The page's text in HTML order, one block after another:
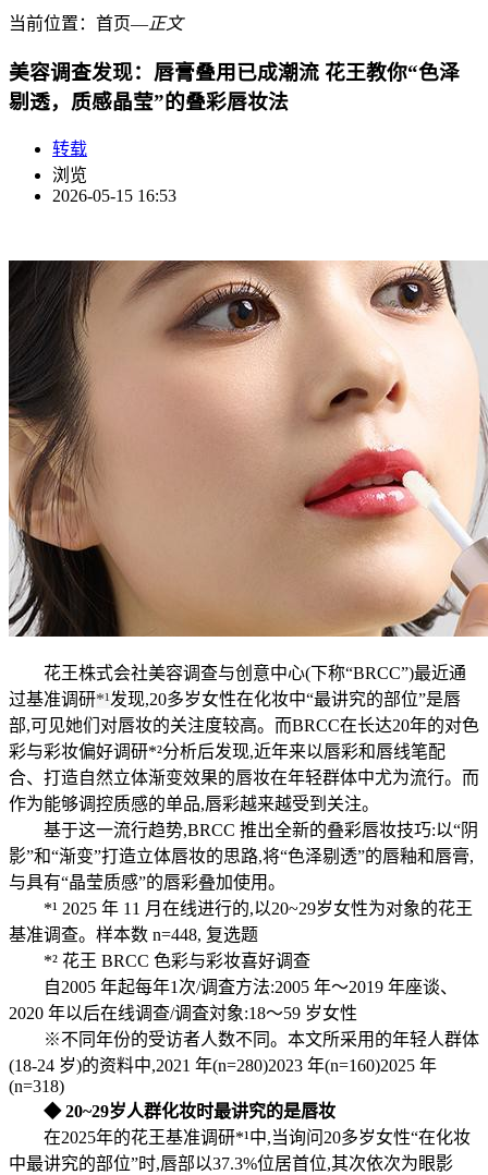
当前位置： 首页―正文
美容调查发现：唇膏叠用已成潮流 花王教你“色泽
剔透，质感晶莹”的叠彩唇妆法
转载
浏览
2026-05-15 16:53
花王株式会社美容调查与创意中心(下称“BRCC”)最近通
过基准调研*¹发现,20多岁女性在化妆中“最讲究的部位”是唇
部,可见她们对唇妆的关注度较高。而BRCC在长达20年的对色
彩与彩妆偏好调研*²分析后发现,近年来以唇彩和唇线笔配
合、打造自然立体渐变效果的唇妆在年轻群体中尤为流行。而
作为能够调控质感的单品,唇彩越来越受到关注。
基于这一流行趋势,BRCC 推出全新的叠彩唇妆技巧:以“阴
影”和“渐变”打造立体唇妆的思路,将“色泽剔透”的唇釉和唇膏,
与具有“晶莹质感”的唇彩叠加使用。
*¹ 2025 年 11 月在线进行的,以20~29岁女性为对象的花王
基准调查。样本数 n=448, 复选题
*² 花王 BRCC 色彩与彩妆喜好调查
自2005 年起每年1次/调査方法:2005 年～2019 年座谈、
2020 年以后在线调查/调査対象:18～59 岁女性
※不同年份的受访者人数不同。本文所采用的年轻人群体
(18-24 岁)的资料中,2021 年(n=280)2023 年(n=160)2025 年
(n=318)
◆20~29岁人群化妆时最讲究的是唇妆
在2025年的花王基准调研*¹中,当询问20多岁女性“在化妆
中最讲究的部位”时,唇部以37.3%位居首位,其次依次为眼影